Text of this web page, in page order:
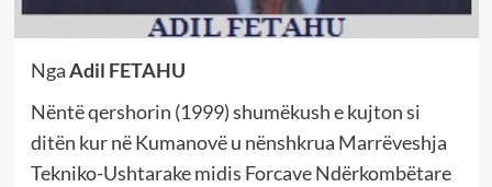
NgaAdil FETAHU
Nëntë qershorin (1999) shumëkush e kujton si
ditën kur në Kumanovë u nënshkrua Marrëveshja
Tekniko-Ushtarake midis Forcave Ndërkombëtare